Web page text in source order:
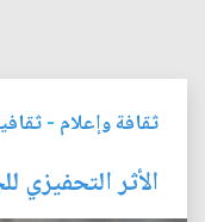
ثقافة وإعلام -
الأثر التحفيزي